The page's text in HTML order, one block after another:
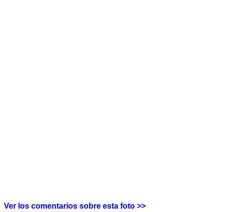
Ver los comentarios sobre esta foto >>